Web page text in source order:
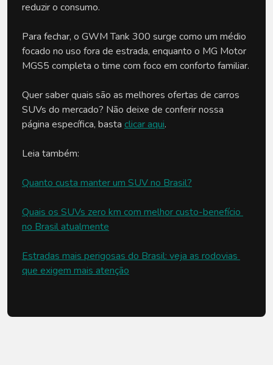
reduzir o consumo.
Para fechar, o GWM Tank 300 surge como um médio
focado no uso fora de estrada, enquanto o MG Motor
MGS5 completa o time com foco em conforto familiar.
Quer saber quais são as melhores ofertas de carros
SUVs do mercado? Não deixe de conferir nossa
página específica, basta clicar aqui.
Leia também:
Quanto custa manter um SUV no Brasil?
Quais os SUVs zero km com melhor custo-benefício
no Brasil atualmente
Estradas mais perigosas do Brasil: veja as rodovias
que exigem mais atenção